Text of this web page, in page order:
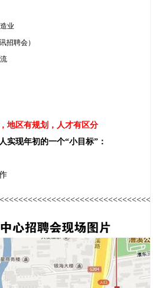
业
招聘会）
地区有规划，人才有区分
实现年初的一个“小目标”：